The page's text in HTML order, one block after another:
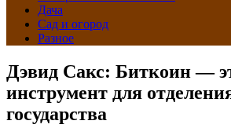
Дача
Сад и огород
Разное
Дэвид Сакс: Биткоин —
инструмент для
государства